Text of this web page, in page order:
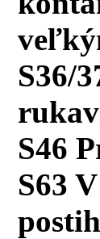
S36/
S46
S63